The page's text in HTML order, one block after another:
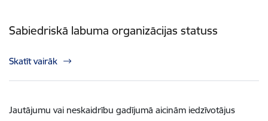
Sabiedriskā labuma organizācijas statuss
Skatīt vairāk
Jautājumu vai neskaidrību gadījumā aicinām iedzīvotājus